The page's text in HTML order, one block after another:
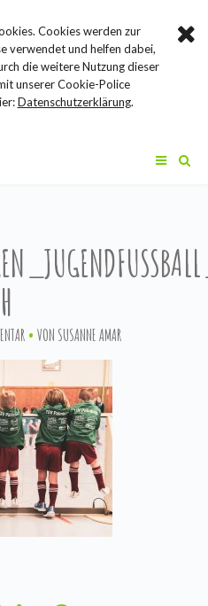
VON SUSANNE AMAR
Cookies werden zur
verwendet und helfen dabei,
die weitere Nutzung dieser
unserer Cookie-Police
Datenschutzerklärung.